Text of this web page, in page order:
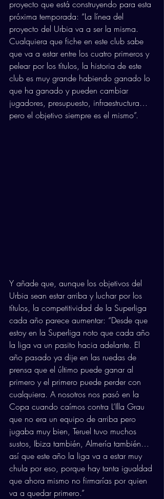
proyecto que está construyendo para esta
próxima temporada: “La línea del
proyecto del Urbia va a ser la misma.
Cualquiera que fiche en este club sabe
que va a estar entre los cuatro primeros y
pelear por los títulos, la historia de este
club es muy grande habiendo ganado lo
que ha ganado y pueden cambiar
jugadores, presupuesto, infraestructura…
pero el objetivo siempre es el mismo”.
Y añade que, aunque los objetivos del
Urbia sean estar arriba y luchar por los
títulos, la competitividad de la Superliga
cada año parece aumentar: “Desde que
estoy en la Superliga noto que cada año
la liga va un pasito hacia adelante. El
año pasado ya dije en las ruedas de
prensa que el último puede ganar al
primero y el primero puede perder con
cualquiera. A nosotros nos pasó en la
Copa cuando caímos contra L’Illa Grau
que no era un equipo de arriba pero
jugaba muy bien, Teruel tuvo muchos
sustos, Ibiza también, Almería también…
así que este año la liga va a estar muy
chula por eso, porque hay tanta igualdad
que ahora mismo no firmarías por quien
va a quedar primero.”